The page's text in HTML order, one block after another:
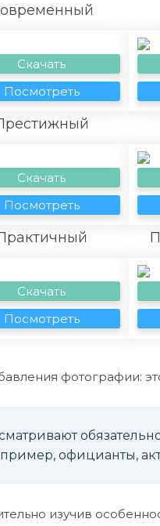
Скачать
Посмотреть
Скачать
Посмотреть
Скачать
Посмотреть
фотографии:
официанты,
изучив